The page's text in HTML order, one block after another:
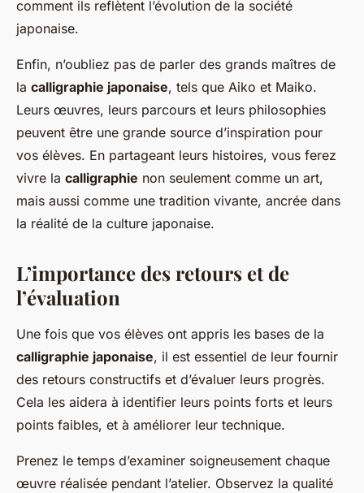
comment ils reflètent l’évolution de la société
japonaise.
Enfin, n’oubliez pas de parler des grands maîtres de
la calligraphie japonaise, tels que Aiko et Maiko.
Leurs œuvres, leurs parcours et leurs philosophies
peuvent être une grande source d’inspiration pour
vos élèves. En partageant leurs histoires, vous ferez
vivre la calligraphie non seulement comme un art,
mais aussi comme une tradition vivante, ancrée dans
la réalité de la culture japonaise.
L’importance des retours et de
l’évaluation
Une fois que vos élèves ont appris les bases de la
calligraphie japonaise, il est essentiel de leur fournir
des retours constructifs et d’évaluer leurs progrès.
Cela les aidera à identifier leurs points forts et leurs
points faibles, et à améliorer leur technique.
Prenez le temps d’examiner soigneusement chaque
œuvre réalisée pendant l’atelier. Observez la qualité